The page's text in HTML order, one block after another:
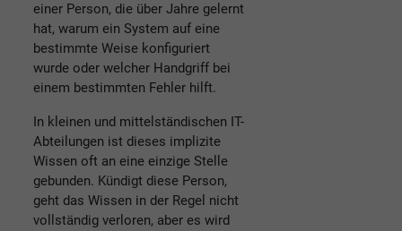
einer Person, die über Jahre gelernt
hat, warum ein System auf eine
bestimmte Weise konfiguriert
wurde oder welcher Handgriff bei
einem bestimmten Fehler hilft.
In kleinen und mittelständischen IT-
Abteilungen ist dieses implizite
Wissen oft an eine einzige Stelle
gebunden. Kündigt diese Person,
geht das Wissen in der Regel nicht
vollständig verloren, aber es wird